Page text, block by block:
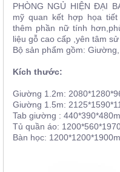
PHÒNG NGỦ HIỆN ĐẠI
mỹ quan kết hợp họa
thêm phần nữ tính
liệu gỗ cao cấp ,yên tâm
Bộ sản phẩm gồm:
Kích thước:
Giường 1.2m:
Giường 1.5m:
Tab giường :
Tủ quần áo:
Bàn học: